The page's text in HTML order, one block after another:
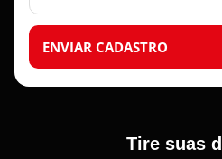
ENVIAR CADASTRO
Tire suas